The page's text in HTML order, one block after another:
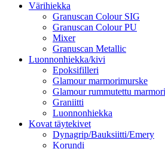
Värihiekka
Granuscan Colour SIG
Granuscan Colour PU
Mixer
Granuscan Metallic
Luonnonhiekka/kivi
Epoksifilleri
Glamour marmorimurske
Glamour rummutettu marmori
Graniitti
Luonnonhiekka
Kovat täytekivet
Dynagrip/Bauksiitti/Emery
Korundi